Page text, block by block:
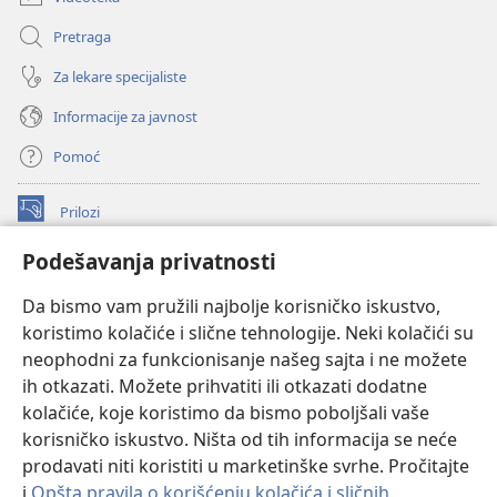
Podešavanja privatnosti
Da bismo vam pružili najbolje korisničko iskustvo,
koristimo kolačiće i slične tehnologije. Neki kolačići su
neophodni za funkcionisanje našeg sajta i ne možete
ih otkazati. Možete prihvatiti ili otkazati dodatne
kolačiće, koje koristimo da bismo poboljšali vaše
korisničko iskustvo. Ništa od tih informacija se neće
prodavati niti koristiti u marketinške svrhe. Pročitajte
Pretraga
Za lekare specijaliste
Informacije za javnost
Pomoć
Prilozi
(otvara
prozor)ONLAJN BIBLIOTEKA Watchtower
novi
prozor)JW Hub®
(otvara
novi
prozor)
®
Watchtower Library®